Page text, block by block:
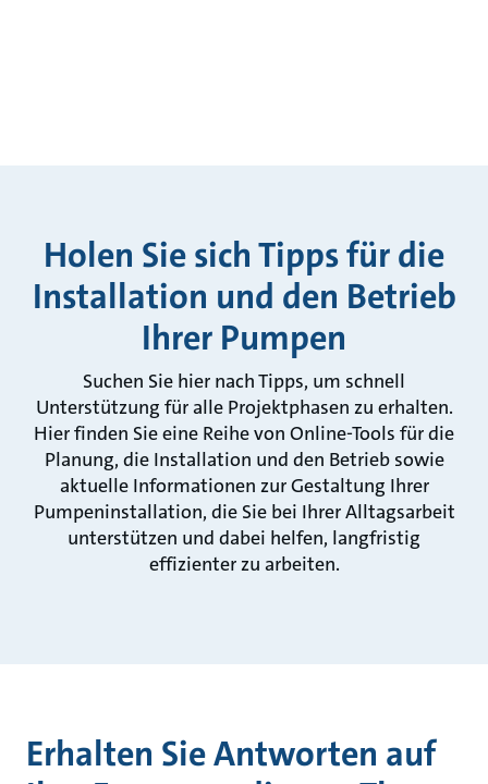
Holen Sie sich Tipps für die
Installation und den Betrieb
Ihrer Pumpen
Suchen Sie hier nach Tipps, um schnell
Unterstützung für alle Projektphasen zu erhalten.
Hier finden Sie eine Reihe von Online-Tools für die
Planung, die Installation und den Betrieb sowie
aktuelle Informationen zur Gestaltung Ihrer
Pumpeninstallation, die Sie bei Ihrer Alltagsarbeit
unterstützen und dabei helfen, langfristig
effizienter zu arbeiten.
Erhalten Sie Antworten auf